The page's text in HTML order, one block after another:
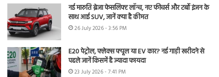
नई मारुति ब्रेजा फेसलिफ्ट लॉन्च, नए फीचर्स और टर्बो इंजन के
साथ आई SUV, जानें क्या है कीमत
26 July 2026 - 3:56 PM
E20 पेट्रोल, फ्लेक्स फ्यूल या EV कार? नई गाड़ी खरीदने से
पहले जानें किसमें है ज्यादा फायदा
23 July 2026 - 7:41 PM